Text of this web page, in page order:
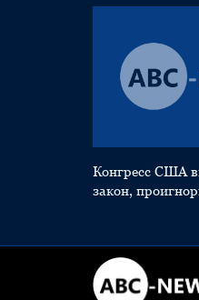
Конгресс США
закон,